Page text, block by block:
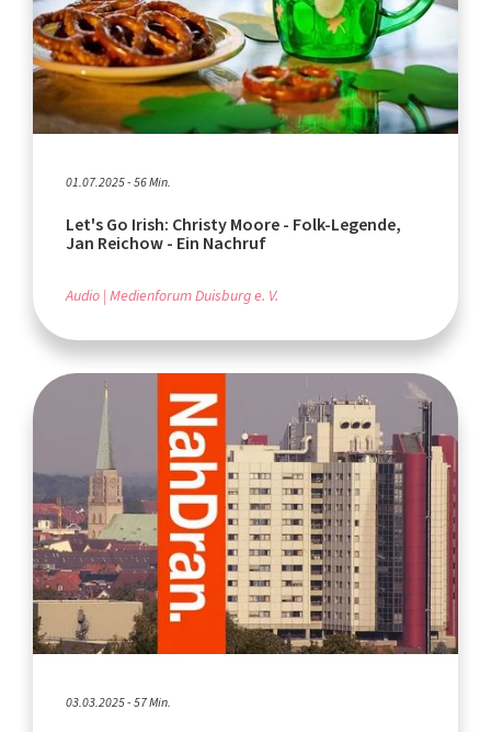
01.07.2025 - 56 Min.
Let's Go Irish: Christy Moore - Folk-Legende,
Jan Reichow - Ein Nachruf
Audio Medienforum Duisburg e. V.
03.03.2025 - 57 Min.